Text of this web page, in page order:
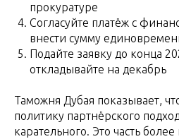
прокуратуре
Согласуйте платёж с
внести сумму
Подайте заявку до конца
откладывайте на декабрь
Таможня Дубая показывает,
политику партнёрского
карательного. Это часть